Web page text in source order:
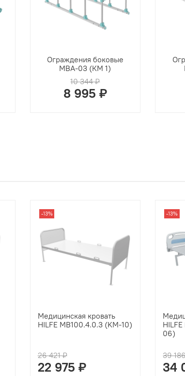
Ограждения боковые
MBA-03 (КМ 1)
10 344 ₽
8 995 ₽
-13%
Медицинская кровать
HILFE MB100.4.0.3 (KM-10)
26 421 ₽
22 975 ₽
-13%
06)
39
34